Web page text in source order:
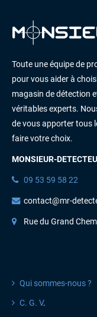
Toute une équipe de
pour vous aider à
magasin de détection
véritables experts.
de vous apporter tous
faire votre choix.
MONSIEUR-
09 53 59 58 22
contact@mr-
Rue du Grand
Qui sommes-nous ?
C. G. V.